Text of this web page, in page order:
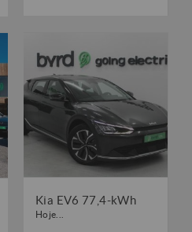
Kia EV6 77,4-kWh
Hoje...